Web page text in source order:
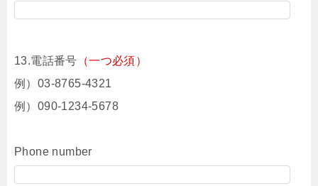
13.電話番号 （一つ必須）
例）03-8765-4321
例）090-1234-5678
Phone number